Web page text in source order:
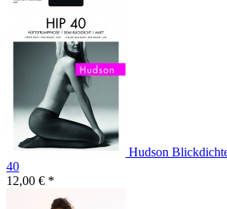
Hudson
40
12,00 € *